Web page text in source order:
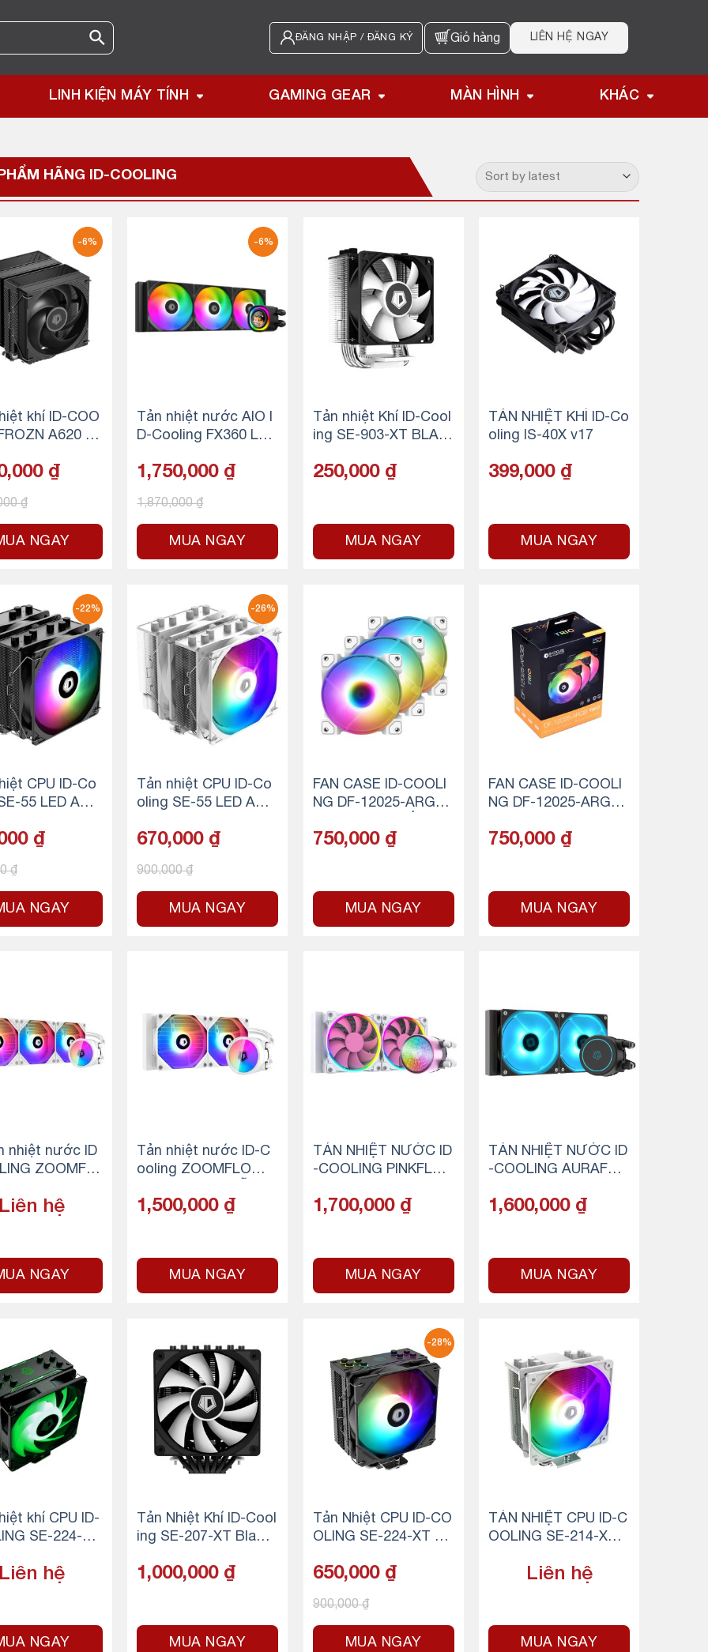
ĐĂNG NHẬP / ĐĂNG KÝ Giỏ hàng LIÊN HỆ NGAY
LINH KIỆN MÁY TÍNH GAMING GEAR MÀN HÌNH KHÁC
HÃNG ID-COOLING
-6%
khí ID-COO
A620 P
₫
₫
NGAY
-6%
Tản nhiệt nước AIO I
D-Cooling FX360 LC
1,750,000 ₫
1,870,000₫
MUA NGAY
Tản nhiệt Khí ID-Cool
ing SE-903-XT BLAC
250,000 ₫
MUA NGAY
TẢN NHIỆT KHÍ ID-Co
oling IS-40X v17
399,000 ₫
MUA NGAY
-22%
CPU ID-Co
55 LED ARG
₫
₫
NGAY
-26%
Tản nhiệt CPU ID-Co
oling SE-55 LED ARG
670,000 ₫
900,000₫
MUA NGAY
FAN CASE ID-COOLI
NG DF-12025-ARGB
fan)
750,000 ₫
MUA NGAY
FAN CASE ID-COOLI
NG DF-12025-ARGB
750,000 ₫
MUA NGAY
nhiệt nước ID
ZOOMFL
Liên hệ
NGAY
Tản nhiệt nước ID-C
ooling ZOOMFLOW 2
socket 1700)
1,500,000 ₫
MUA NGAY
TẢN NHIỆT NƯỚC ID
-COOLING PINKFLO
1,700,000 ₫
MUA NGAY
TẢN NHIỆT NƯỚC ID
-COOLING AURAFLO
1,600,000 ₫
MUA NGAY
khí CPU ID-
SE-224-XT
Liên hệ
NGAY
Tản Nhiệt Khí ID-Cool
ing SE-207-XT Black
1,000,000 ₫
MUA NGAY
-28%
Tản Nhiệt CPU ID-CO
OLING SE-224-XT AR
650,000 ₫
900,000₫
MUA NGAY
TẢN NHIỆT CPU ID-C
OOLING SE-214-XT
Liên hệ
MUA NGAY